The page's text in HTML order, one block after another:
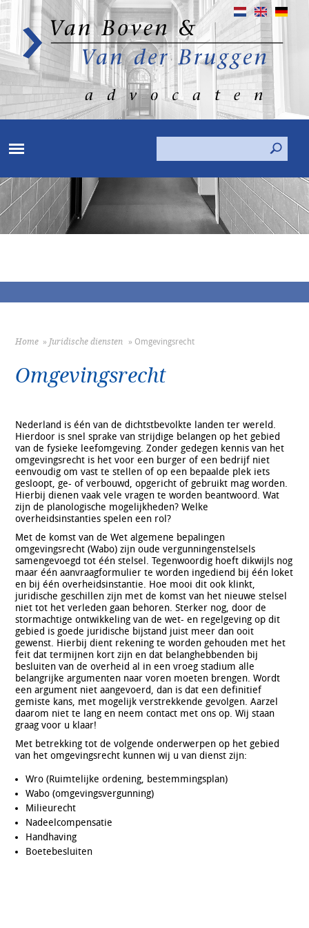
Search form
Home » Juridische diensten » Omgevingsrecht
Omgevingsrecht
Nederland is één van de dichtstbevolkte landen ter wereld.
Hierdoor is snel sprake van strijdige belangen op het gebied
van de fysieke leefomgeving. Zonder gedegen kennis van het
omgevingsrecht is het voor een burger of een bedrijf niet
eenvoudig om vast te stellen of op een bepaalde plek iets
gesloopt, ge- of verbouwd, opgericht of gebruikt mag worden.
Hierbij dienen vaak vele vragen te worden beantwoord. Wat
zijn de planologische mogelijkheden? Welke
overheidsinstanties spelen een rol?
Met de komst van de Wet algemene bepalingen
omgevingsrecht (Wabo) zijn oude vergunningenstelsels
samengevoegd tot één stelsel. Tegenwoordig hoeft dikwijls nog
maar één aanvraagformulier te worden ingediend bij één loket
en bij één overheidsinstantie. Hoe mooi dit ook klinkt,
juridische geschillen zijn met de komst van het nieuwe stelsel
niet tot het verleden gaan behoren. Sterker nog, door de
stormachtige ontwikkeling van de wet- en regelgeving op dit
gebied is goede juridische bijstand juist meer dan ooit
gewenst. Hierbij dient rekening te worden gehouden met het
feit dat termijnen kort zijn en dat belanghebbenden bij
besluiten van de overheid al in een vroeg stadium alle
belangrijke argumenten naar voren moeten brengen. Wordt
een argument niet aangevoerd, dan is dat een definitief
gemiste kans, met mogelijk verstrekkende gevolgen. Aarzel
daarom niet te lang en neem contact met ons op. Wij staan
graag voor u klaar!
Met betrekking tot de volgende onderwerpen op het gebied
van het omgevingsrecht kunnen wij u van dienst zijn:
Wro (Ruimtelijke ordening, bestemmingsplan)
Wabo (omgevingsvergunning)
Milieurecht
Nadeelcompensatie
Handhaving
Boetebesluiten